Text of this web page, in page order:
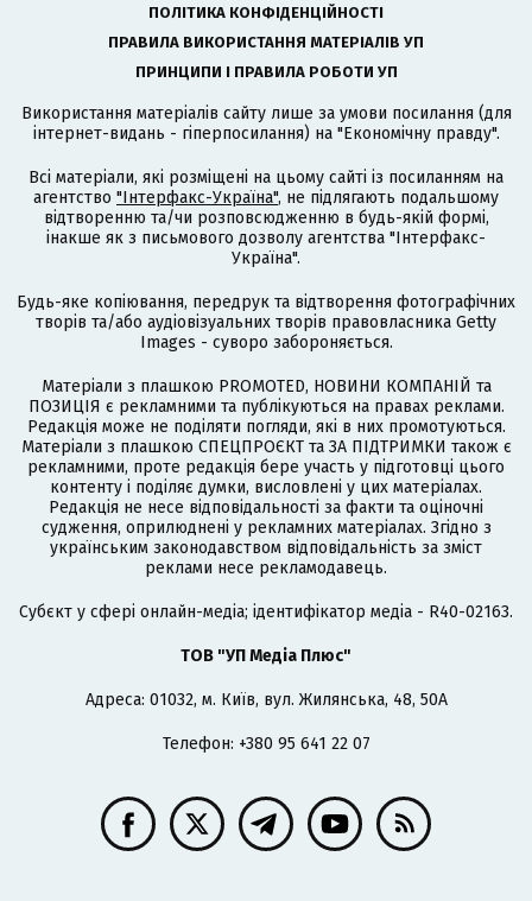
ПОЛІТИКА КОНФІДЕНЦІЙНОСТІ
ПРАВИЛА ВИКОРИСТАННЯ МАТЕРІАЛІВ УП
ПРИНЦИПИ І ПРАВИЛА РОБОТИ УП
Використання матеріалів сайту лише за умови посилання (для
інтернет-видань - гіперпосилання) на "Економічну правду".
Всі матеріали, які розміщені на цьому сайті із посиланням на
агентство "Інтерфакс-Україна", не підлягають подальшому
відтворенню та/чи розповсюдженню в будь-якій формі,
інакше як з письмового дозволу агентства "Інтерфакс-
Україна".
Будь-яке копіювання, передрук та відтворення фотографічних
творів та/або аудіовізуальних творів правовласника Getty
Images - суворо забороняється.
Матеріали з плашкою PROMOTED, НОВИНИ КОМПАНІЙ та
ПОЗИЦІЯ є рекламними та публікуються на правах реклами.
Редакція може не поділяти погляди, які в них промотуються.
Матеріали з плашкою СПЕЦПРОЄКТ та ЗА ПІДТРИМКИ також є
рекламними, проте редакція бере участь у підготовці цього
контенту і поділяє думки, висловлені у цих матеріалах.
Редакція не несе відповідальності за факти та оціночні
судження, оприлюднені у рекламних матеріалах. Згідно з
українським законодавством відповідальність за зміст
реклами несе рекламодавець.
Cубєкт у сфері онлайн-медіа; ідентифікатор медіа - R40-02163.
ТОВ "УП Медіа Плюс"
Адреса: 01032, м. Київ, вул. Жилянська, 48, 50А
Телефон: +380 95 641 22 07